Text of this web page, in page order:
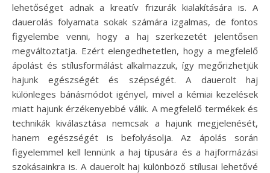
lehetőséget adnak a kreatív frizurák kialakítására is. A
dauerolás folyamata sokak számára izgalmas, de fontos
figyelembe venni, hogy a haj szerkezetét jelentősen
megváltoztatja. Ezért elengedhetetlen, hogy a megfelelő
ápolást és stílusformálást alkalmazzuk, így megőrizhetjük
hajunk egészségét és szépségét. A dauerolt haj
különleges bánásmódot igényel, mivel a kémiai kezelések
miatt hajunk érzékenyebbé válik. A megfelelő termékek és
technikák kiválasztása nemcsak a hajunk megjelenését,
hanem egészségét is befolyásolja. Az ápolás során
figyelemmel kell lennünk a haj típusára és a hajformázási
szokásainkra is. A dauerolt haj különböző stílusai lehetővé